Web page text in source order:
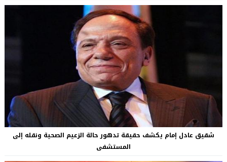
شقيق عادل إمام يكشف حقيقة تدهور حالة الزعيم الصحية ونقله إلى
المستشفى